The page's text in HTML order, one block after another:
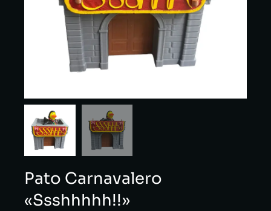
Pato Carnavalero
«Ssshhhhh!!»